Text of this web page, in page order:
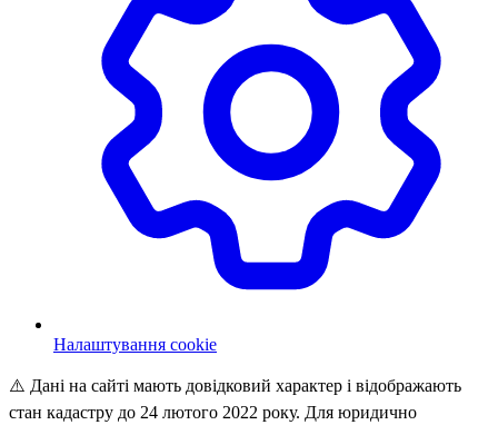
Налаштування cookie
⚠️ Дані на сайті мають довідковий характер і відображають
стан кадастру до 24 лютого 2022 року. Для юридично